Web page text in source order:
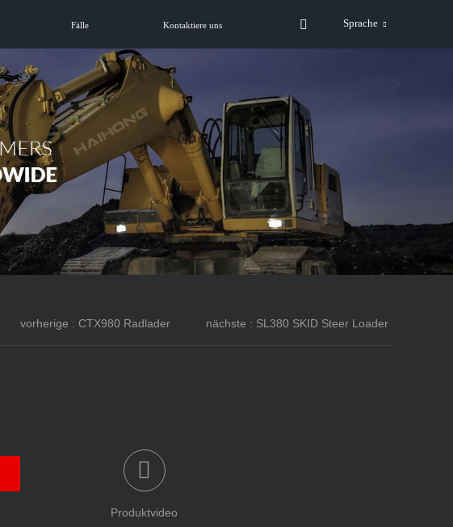
Fälle Kontaktiere uns Sprache
vorherige : CTX980 Radlader nächste : SL380 SKID Steer Loader
Produktvideo